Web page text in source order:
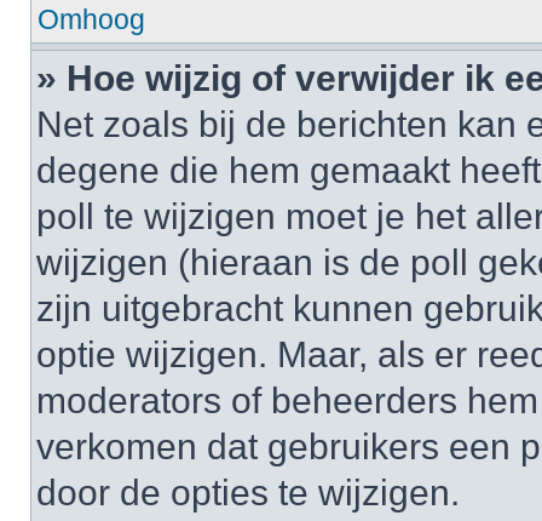
Omhoog
» Hoe wijzig of verwijder ik
Net zoals bij de berichten kan
degene die hem gemaakt
poll te wijzigen moet je het
wijzigen (hieraan is de poll
zijn uitgebracht kunnen
optie wijzigen. Maar, als er
moderators of beheerders
verkomen dat gebruikers een
door de opties te wijzigen.